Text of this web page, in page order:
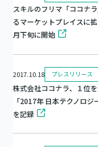
スキルのフリマ「ココナ
るマーケットプレイスに
月下旬に開始
2017.10.18 プレスリリース
株式会社ココナラ、１位
「2017年 日本テクノロ
を記録